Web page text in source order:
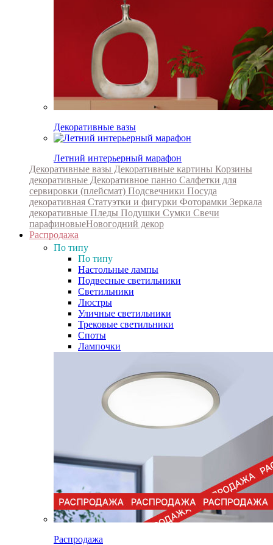
Декоративные вазы
Летний интерьерный марафон
Декоративные вазы Декоративные картины Корзины
декоративные Декоративное панно Салфетки для
сервировки (плейсмат) Подсвечники Посуда
декоративная Статуэтки и фигурки Фоторамки Зеркала
декоративные Пледы Подушки Сумки Свечи
парафиновыеНовогодний декор
Распродажа
По типу
По типу
Настольные лампы
Подвесные светильники
Светильники
Люстры
Уличные светильники
Трековые светильники
Споты
Лампочки
Распродажа